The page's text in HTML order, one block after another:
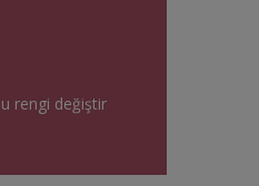
rengi değiştir